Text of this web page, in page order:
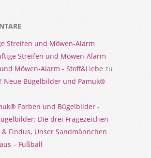
Streifen und Möwen-Alarm
Streifen und Möwen-Alarm
Möwen-Alarm - Stoff&Liebe zu
Neue Bügelbilder und Pamuk®
Farben und Bügelbilder -
Die drei Fragezeichen
Findus, Unser Sandmännchen
– Fußball